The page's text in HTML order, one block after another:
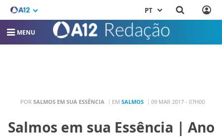
PT
MENU
POR SALMOS EM SUA ESSÊNCIA EM SALMOS 09 MAR 2017 - 07H00
Salmos em sua Essência | Ano